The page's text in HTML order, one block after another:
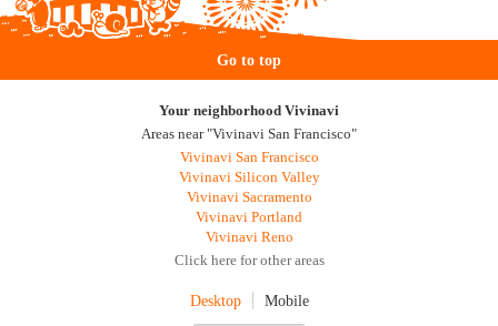
Go to top
Your neighborhood Vivinavi
Areas near "Vivinavi San Francisco"
Vivinavi San Francisco
Vivinavi Silicon Valley
Vivinavi Sacramento
Vivinavi Portland
Vivinavi Reno
Click here for other areas
Desktop Mobile